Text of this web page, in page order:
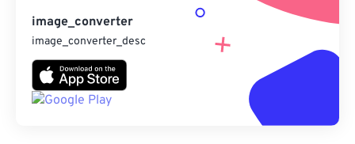
image_converter
image_converter_desc